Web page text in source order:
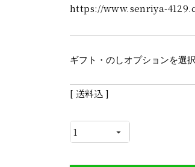
https://www.senriya-
ギフト・のしオプションを選
送料込